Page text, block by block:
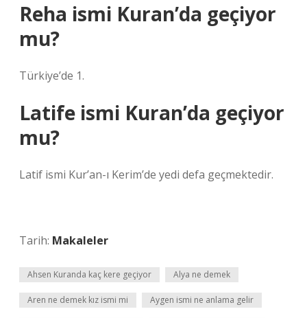
Reha ismi Kuran’da geçiyor
mu?
Türkiye’de 1.
Latife ismi Kuran’da geçiyor
mu?
Latif ismi Kur’an-ı Kerim’de yedi defa geçmektedir.
Tarih: Makaleler
Ahsen Kuranda kaç kere geçiyor Alya ne demek
Aren ne demek kız ismi mi Aygen ismi ne anlama gelir